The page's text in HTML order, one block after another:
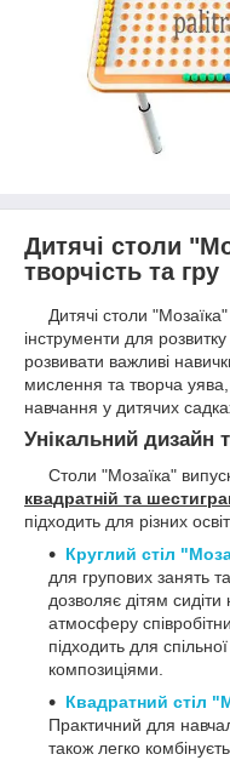
Дитячі столи
творчість та гру
Дитячі столи
інструменти для
розвивати важливі
мислення та творча
навчання у дитячих
Унікальний дизайн
Столи "Мозаїка"
квадратній та
підходить для різних
Круглий стіл
для групових занять
дозволяє дітям
атмосферу
підходить для
композиціями.
Квадратний стіл
Практичний для
також легко